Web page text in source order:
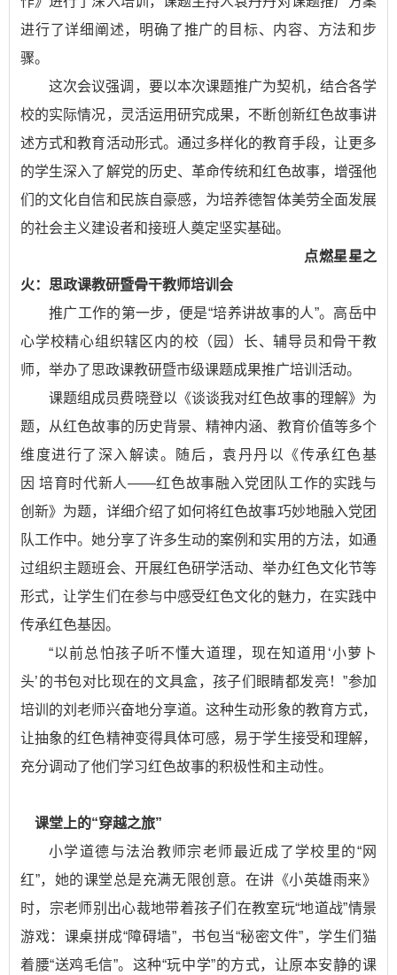
进行了详细阐述，明确了推广的目标、内容、方法和步
骤。
这次会议强调，要以本次课题推广为契机，结合各学
校的实际情况，灵活运用研究成果，不断创新红色故事讲
述方式和教育活动形式。通过多样化的教育手段，让更多
的学生深入了解党的历史、革命传统和红色故事，增强他
们的文化自信和民族自豪感，为培养德智体美劳全面发展
的社会主义建设者和接班人奠定坚实基础。
点燃星星之
火：思政课教研暨骨干教师培训会
推广工作的第一步，便是“培养讲故事的人”。高岳中
心学校精心组织辖区内的校（园）长、辅导员和骨干教
师，举办了思政课教研暨市级课题成果推广培训活动。
课题组成员费晓登以《谈谈我对红色故事的理解》为
题，从红色故事的历史背景、精神内涵、教育价值等多个
维度进行了深入解读。随后，袁丹丹以《传承红色基
因 培育时代新人——红色故事融入党团队工作的实践与
创新》为题，详细介绍了如何将红色故事巧妙地融入党团
队工作中。她分享了许多生动的案例和实用的方法，如通
过组织主题班会、开展红色研学活动、举办红色文化节等
形式，让学生们在参与中感受红色文化的魅力，在实践中
传承红色基因。
“以前总怕孩子听不懂大道理，现在知道用‘小萝卜
头’的书包对比现在的文具盒，孩子们眼睛都发亮！”参加
培训的刘老师兴奋地分享道。这种生动形象的教育方式，
让抽象的红色精神变得具体可感，易于学生接受和理解，
充分调动了他们学习红色故事的积极性和主动性。
课堂上的“穿越之旅”
小学道德与法治教师宗老师最近成了学校里的“网
红”，她的课堂总是充满无限创意。在讲《小英雄雨来》
时，宗老师别出心裁地带着孩子们在教室玩“地道战”情景
游戏：课桌拼成“障碍墙”，书包当“秘密文件”，学生们猫
着腰“送鸡毛信”。这种“玩中学”的方式，让原本安静的课